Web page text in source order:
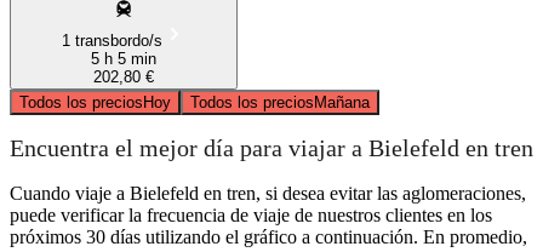
1 transbordo/s
5 h 5 min
202,80 €
Todos los preciosHoy Todos los preciosMañana
Encuentra el mejor día para viajar a Bielefeld en tren
Cuando viaje a Bielefeld en tren, si desea evitar las aglomeraciones,
puede verificar la frecuencia de viaje de nuestros clientes en los
próximos 30 días utilizando el gráfico a continuación. En promedio,